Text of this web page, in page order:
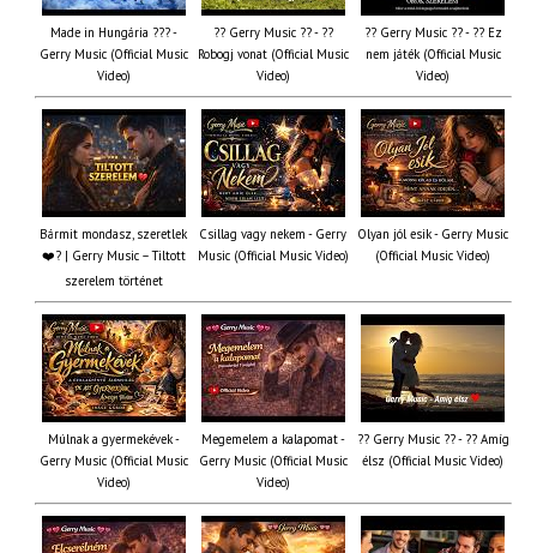
Made in Hungária ??? -
Gerry Music (Official Music
Video)
?? Gerry Music ?? - ??
Robogj vonat (Official Music
Video)
?? Gerry Music ?? - ?? Ez
nem játék (Official Music
Video)
Bármit mondasz, szeretlek
❤️‍? | Gerry Music – Tiltott
szerelem történet
Csillag vagy nekem - Gerry
Music (Official Music Video)
Olyan jól esik - Gerry Music
(Official Music Video)
Múlnak a gyermekévek -
Gerry Music (Official Music
Video)
Megemelem a kalapomat -
Gerry Music (Official Music
Video)
?? Gerry Music ?? - ?? Amíg
élsz (Official Music Video)